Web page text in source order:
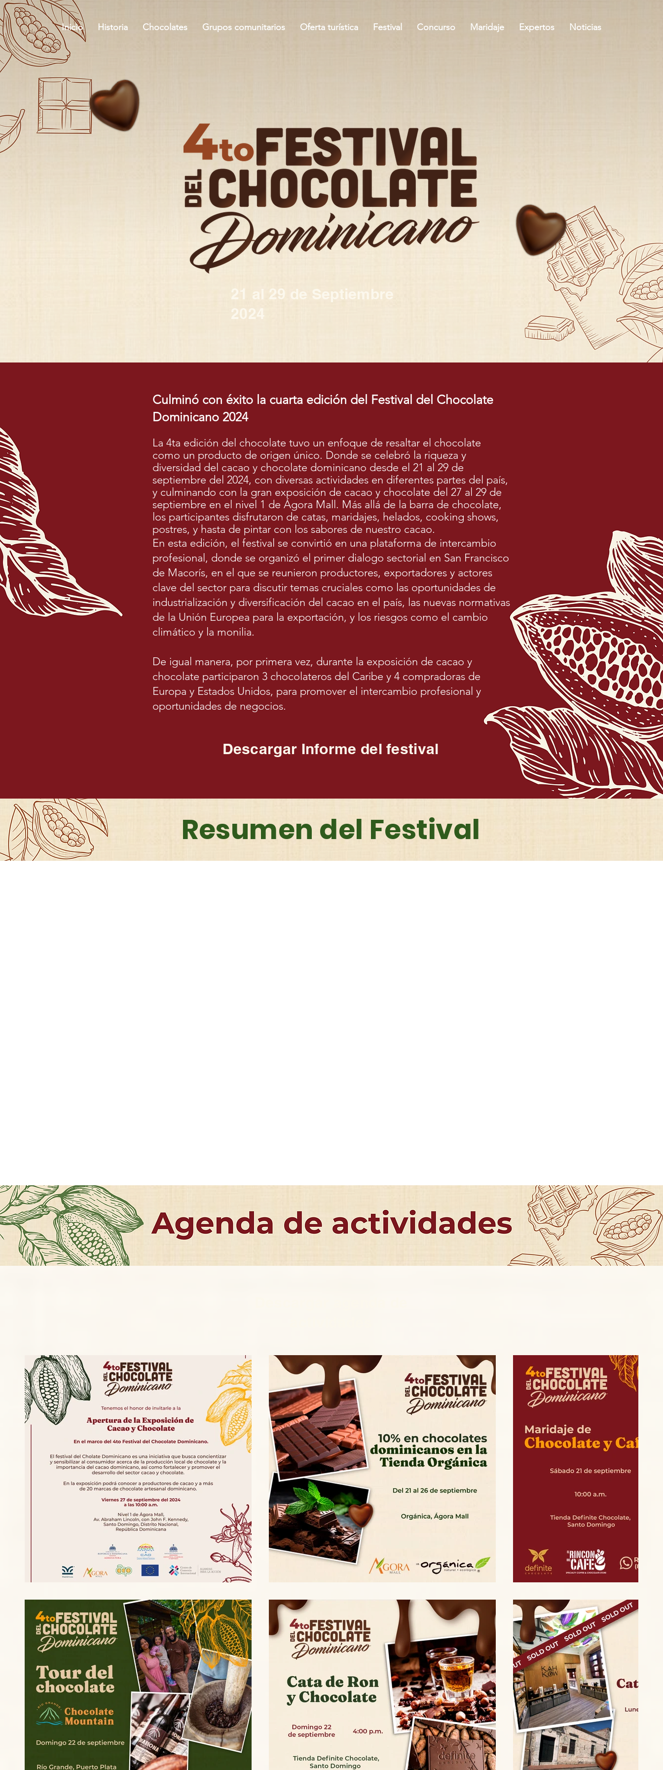
Inicio Historia Chocolates Grupos comunitarios Oferta turística Festival Concurso Maridaje Expertos Noticias
21 al 29 de Septiembre
2024
Culminó con éxito la cuarta edición del Festival del Chocolate
Dominicano 2024
La 4ta edición del chocolate tuvo un enfoque de resaltar el chocolate
como un producto de origen único. Donde se celebró la riqueza y
diversidad del cacao y chocolate dominicano desde el 21 al 29 de
septiembre del 2024, con diversas actividades en diferentes partes del país,
y culminando con la gran exposición de cacao y chocolate del 27 al 29 de
septiembre en el nivel 1 de Ágora Mall. Más allá de la barra de chocolate,
los participantes disfrutaron de catas, maridajes, helados, cooking shows,
postres, y hasta de pintar con los sabores de nuestro cacao.
En esta edición, el festival se convirtió en una plataforma de intercambio
profesional, donde se organizó el primer dialogo sectorial en San Francisco
de Macorís, en el que se reunieron productores, exportadores y actores
clave del sector para discutir temas cruciales como las oportunidades de
industrialización y diversificación del cacao en el país, las nuevas normativas
de la Unión Europea para la exportación, y los riesgos como el cambio
climático y la monilia.
De igual manera, por primera vez, durante la exposición de cacao y
chocolate participaron 3 chocolateros del Caribe y 4 compradoras de
Europa y Estados Unidos, para promover el intercambio profesional y
oportunidades de negocios.
Descargar Informe del festival
Resumen del Festival